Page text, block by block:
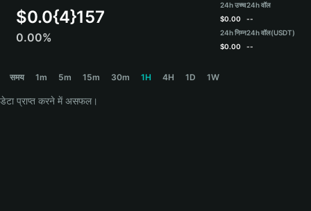
Español
$0.0{4}157
0.00%
24h उच्च
$0.00
24h निम्न
$0.00
24h वॉल
--
24h वॉल(USDT)
--
समय 1m 5m 15m 30m 1H 4H 1D 1W
डेटा प्राप्त करने में असफल।